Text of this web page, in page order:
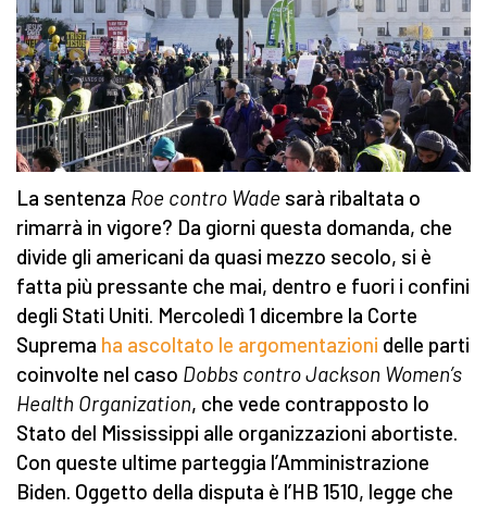
La sentenza Roe contro Wade sarà ribaltata o
rimarrà in vigore? Da giorni questa domanda, che
divide gli americani da quasi mezzo secolo, si è
fatta più pressante che mai, dentro e fuori i confini
degli Stati Uniti. Mercoledì 1 dicembre la Corte
Suprema ha ascoltato le argomentazioni delle parti
coinvolte nel caso Dobbs contro Jackson Women’s
Health Organization, che vede contrapposto lo
Stato del Mississippi alle organizzazioni abortiste.
Con queste ultime parteggia l’Amministrazione
Biden. Oggetto della disputa è l’HB 1510, legge che